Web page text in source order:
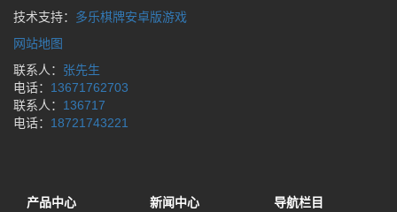
技术支持： 多乐棋牌安卓版游戏
网站地图
联系人： 张先生
电话： 13671762703
联系人： 136717
电话： 18721743221
产品中心
新闻中心
导航栏目